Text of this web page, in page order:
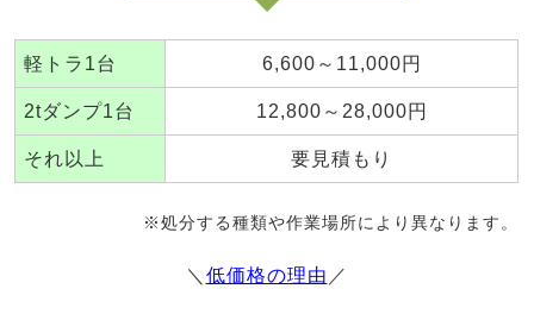
軽トラ1台 6,600～11,000円
2tダンプ1台 12,800～28,000円
それ以上 要見積もり
※処分する種類や作業場所により異なります。
＼ 低価格の理由 ／